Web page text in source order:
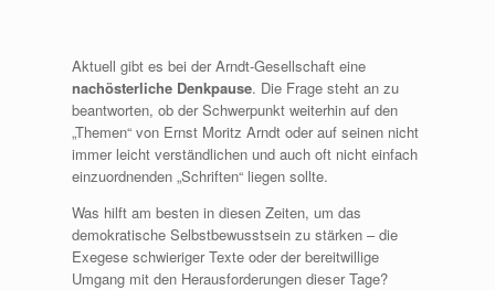
Aktuell gibt es bei der Arndt-Gesellschaft eine
nachösterliche Denkpause. Die Frage steht an zu
beantworten, ob der Schwerpunkt weiterhin auf den
„Themen“ von Ernst Moritz Arndt oder auf seinen nicht
immer leicht verständlichen und auch oft nicht einfach
einzuordnenden „Schriften“ liegen sollte.
Was hilft am besten in diesen Zeiten, um das
demokratische Selbstbewusstsein zu stärken – die
Exegese schwieriger Texte oder der bereitwillige
Umgang mit den Herausforderungen dieser Tage?